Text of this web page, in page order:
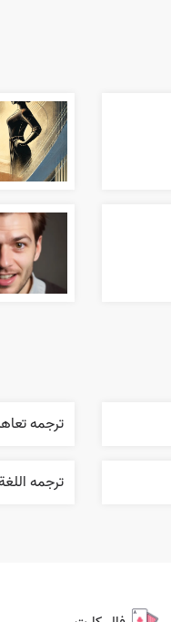
ترجمه
ترجمه